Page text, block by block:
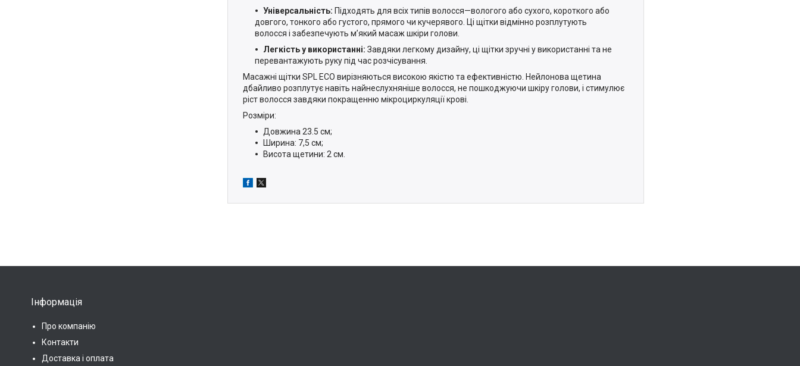
Універсальність: Підходять для всіх типів волосся—вологого або сухого, короткого або
довгого, тонкого або густого, прямого чи кучерявого. Ці щітки відмінно розплутують
волосся і забезпечують м’який масаж шкіри голови.
Легкість у використанні: Завдяки легкому дизайну, ці щітки зручні у використанні та не
перевантажують руку під час розчісування.
Масажні щітки SPL ECO вирізняються високою якістю та ефективністю. Нейлонова щетина
дбайливо розплутує навіть найнеслухняніше волосся, не пошкоджуючи шкіру голови, і стимулює
ріст волосся завдяки покращенню мікроциркуляції крові.
Розміри:
Довжина 23.5 см;
Ширина: 7,5 см;
Висота щетини: 2 см.
Інформація
Про компанію
Контакти
Доставка і оплата